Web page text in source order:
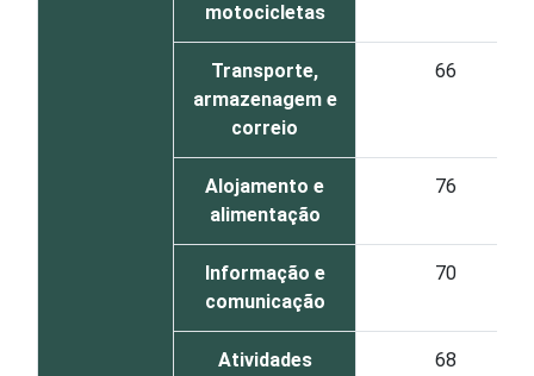
motocicletas
Transporte,
armazenagem e
correio
66
Alojamento e
alimentação
76
Informação e
comunicação
70
Atividades
68